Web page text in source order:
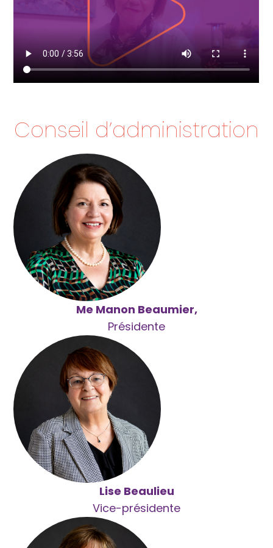
Conseil d’administration
Me Manon Beaumier,
Présidente
Lise Beaulieu
Vice-présidente